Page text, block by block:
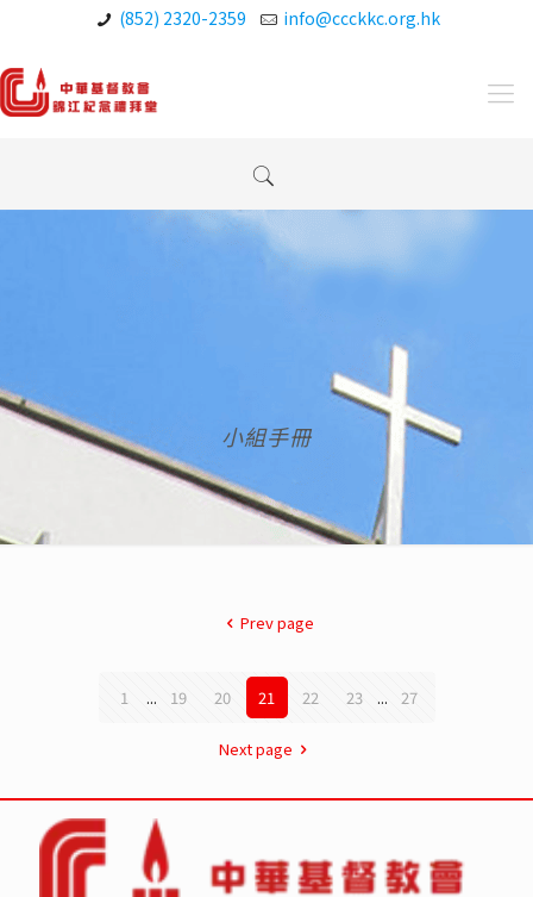
(852) 2320-2359 info@ccckkc.org.hk
小組手冊
Prev page
1 ... 19 20 21 22 23 ... 27
Next page